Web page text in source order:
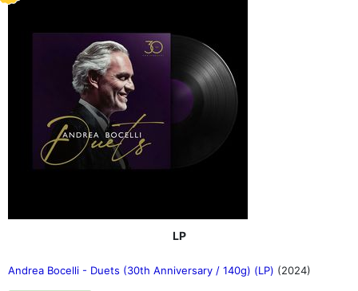
LP
Andrea Bocelli - Duets (30th Anniversary / 140g) (LP) (2024)